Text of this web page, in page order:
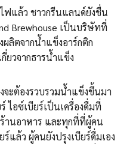
ฟแล้ว ชาวกรีนแลนด์ยังชื่น
Brewhouse เป็นบริษัทที่
ลิตจากน้ำแข็งอาร์กติก
ยวจากธารน้ำแข็ง
จะต้องรวบรวมน้ำแข็งขึ้นมา
ไอซ์เบียร์เป็นเครื่องดื่มที่
านอาหาร และทุกที่ที่ผู้คน
แล้ว ผู้คนยังปรุงเบียร์ดื่มเอง